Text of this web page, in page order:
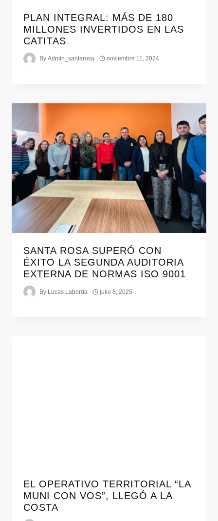
PLAN INTEGRAL: MÁS DE 180
MILLONES INVERTIDOS EN LAS
CATITAS
By Admin_santarosa noviembre 11, 2024
SANTA ROSA SUPERÓ CON
ÉXITO LA SEGUNDA AUDITORIA
EXTERNA DE NORMAS ISO 9001
By Lucas Laborda julio 8, 2025
EL OPERATIVO TERRITORIAL “LA
MUNI CON VOS”, LLEGÓ A LA
COSTA